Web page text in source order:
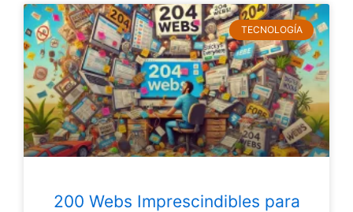
TECNOLOGÍA
200 Webs Imprescindibles para